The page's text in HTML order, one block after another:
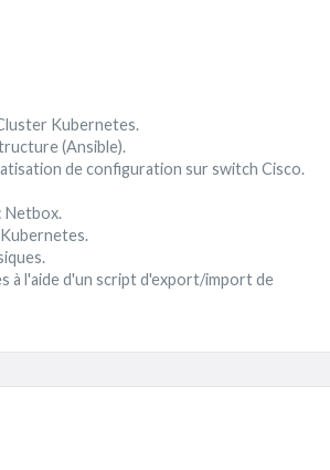
Kubernetes.
(Ansible).
de configuration sur switch Cisco.
Netbox.
l'aide d'un script d'export/import de